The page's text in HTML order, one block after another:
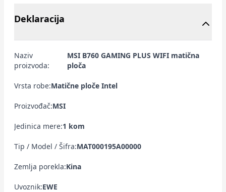
Deklaracija
Naziv
proizvoda:
MSI B760 GAMING PLUS WIFI matična
ploča
Vrsta robe:Matične ploče Intel
Proizvođač:MSI
Jedinica mere:1 kom
Tip / Model / Šifra:MAT000195A00000
Zemlja porekla:Kina
Uvoznik:EWE